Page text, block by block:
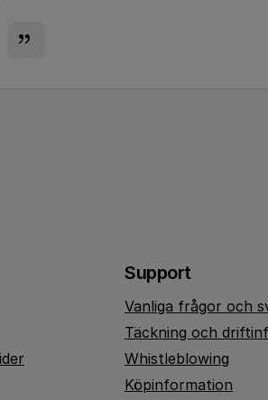
Support
Vanliga frågor och
Täckning och
Whistleblowing
Köpinformation